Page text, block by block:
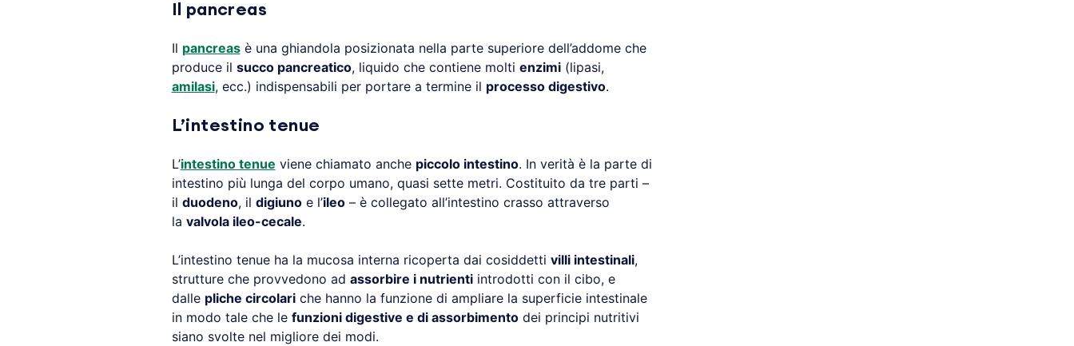
Il pancreas
Il pancreasè una ghiandola posizionata nella parte superiore dell’addome che
produce il succo pancreatico, liquido che contiene molti enzimi(lipasi,
amilasi, ecc.) indispensabili per portare a termine il processo digestivo.
L’intestino tenue
L’intestino tenue viene chiamato anche piccolo intestino. In verità è la parte di
intestino più lunga del corpo umano, quasi sette metri. Costituito da tre parti –
il duodeno, il digiunoe l’ileo– è collegato all’intestino crasso attraverso
la valvola ileo-cecale.
L’intestino tenue ha la mucosa interna ricoperta dai cosiddetti villi intestinali,
strutture che provvedono ad assorbire i nutrientiintrodotti con il cibo, e
dalle pliche circolariche hanno la funzione di ampliare la superficie intestinale
in modo tale che le funzioni digestive e di assorbimentodei principi nutritivi
siano svolte nel migliore dei modi.